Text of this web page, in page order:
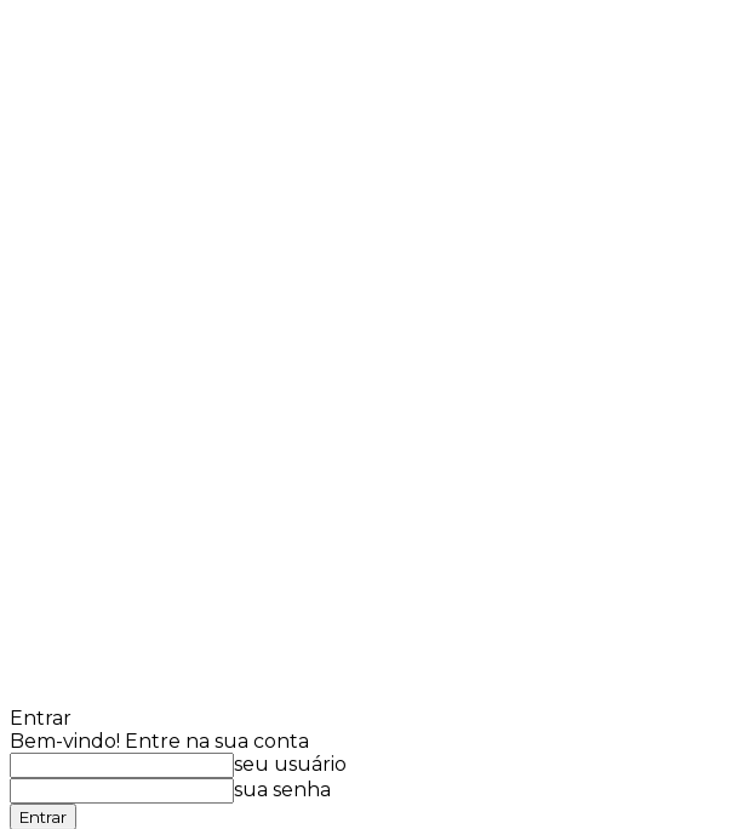
Entrar
Bem-vindo! Entre na sua conta
seu usuário
sua senha